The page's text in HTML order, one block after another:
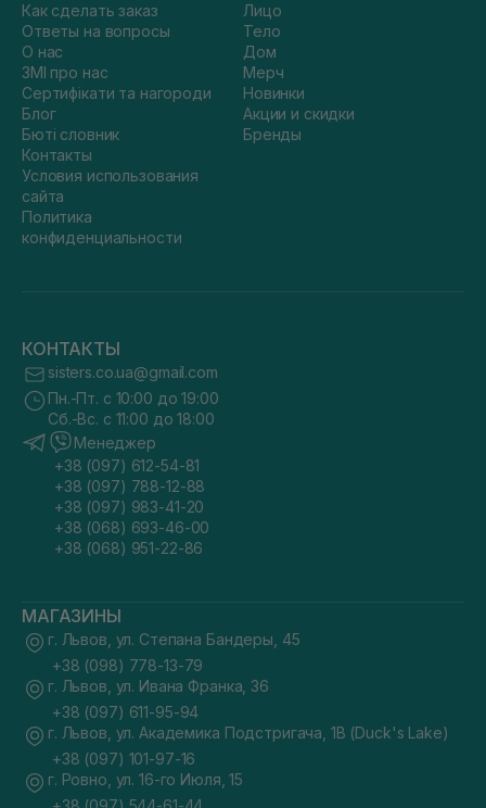
Как сделать заказ
Ответы на вопросы
О нас
ЗМІ про нас
Сертифікати та нагороди
Блог
Бюті словник
Контакты
Условия использования
сайта
Политика
конфиденциальности
Лицо
Тело
Дом
Мерч
Новинки
Акции и скидки
Бренды
КОНТАКТЫ
sisters.co.ua@gmail.com
Пн.-Пт. с 10:00 до 19:00
Сб.-Вс. с 11:00 до 18:00
Менеджер
+38 (097) 612-54-81
+38 (097) 788-12-88
+38 (097) 983-41-20
+38 (068) 693-46-00
+38 (068) 951-22-86
МАГАЗИНЫ
г. Львов, ул. Степана Бандеры, 45
+38 (098) 778-13-79
г. Львов, ул. Ивана Франка, 36
+38 (097) 611-95-94
г. Львов, ул. Академика Подстригача, 1В (Duck's Lake)
+38 (097) 101-97-16
г. Ровно, ул. 16-го Июля, 15